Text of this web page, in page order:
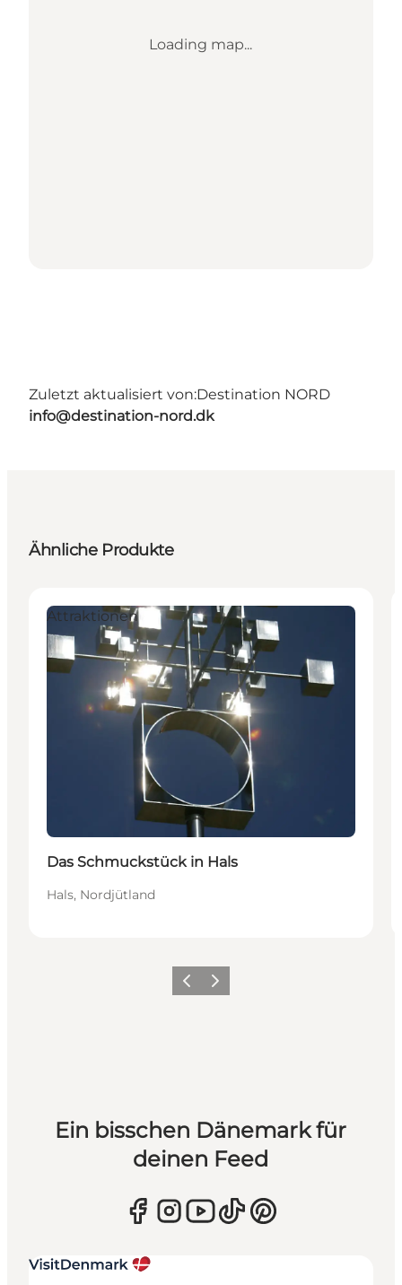
Loading map...
Zuletzt aktualisiert von:Destination NORD
info@destination-nord.dk
Ähnliche Produkte
Attraktionen
Das Schmuckstück in Hals
Hals, Nordjütland
ZurückWeiter
Ein bisschen Dänemark für
deinen Feed